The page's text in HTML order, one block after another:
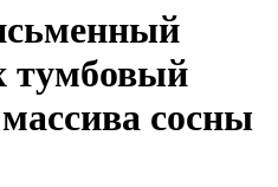
тумбовый
сосны